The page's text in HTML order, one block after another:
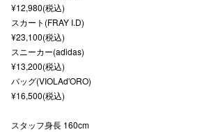
¥12,980(税込)
スカート(FRAY I.D)
¥23,100(税込)
スニーカー(adidas)
¥13,200(税込)
バッグ(VIOLAd'ORO)
¥16,500(税込)
スタッフ身長 160cm